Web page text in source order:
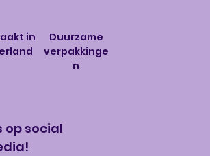
in
Duurzame
verpakkinge
n
op social